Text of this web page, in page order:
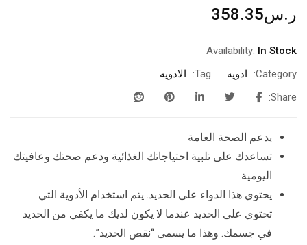
ر.س358.35
Availability: In Stock
Category:
ادويه Tag:
الادويه
Share:
يدعم الصحة العامة
تساعدك على تلبية احتياجاتك الغذائية ودعم صحتك وعافيتك
اليومية
يحتوي هذا الدواء على الحديد. يتم استخدام الأدوية التي
تحتوي على الحديد عندما لا يكون لديك ما يكفي من الحديد
في جسمك. وهذا ما يسمى “نقص الحديد”.